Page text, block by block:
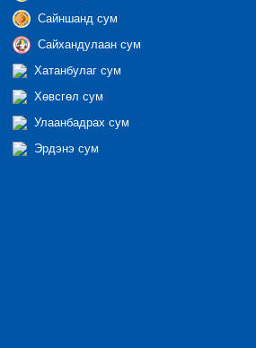
Сайншанд сум
Сайхандулаан сум
Хатанбулаг сум
Хөвсгөл сум
Улаанбадрах сум
Эрдэнэ сум